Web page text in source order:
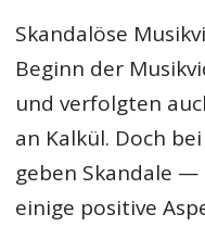
Skandalöse
Beginn der
und verfolgten
an Kalkül. Doch
geben Skandale
einige positive